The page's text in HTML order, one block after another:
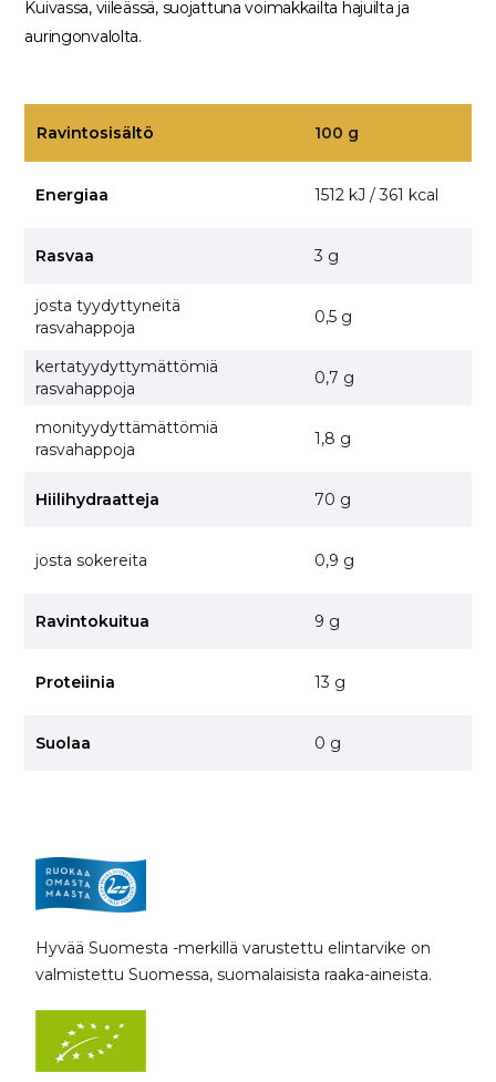
Kuivassa, viileässä, suojattuna voimakkailta hajuilta ja
auringonvalolta.
Ravintosisältö 100 g
Energiaa 1512 kJ / 361 kcal
Rasvaa 3 g
josta tyydyttyneitä
rasvahappoja
0,5 g
kertatyydyttymättömiä
rasvahappoja
0,7 g
monityydyttämättömiä
rasvahappoja
1,8 g
Hiilihydraatteja 70 g
josta sokereita 0,9 g
Ravintokuitua 9 g
Proteiinia 13 g
Suolaa 0 g
Hyvää Suomesta -merkillä varustettu elintarvike on
valmistettu Suomessa, suomalaisista raaka-aineista.